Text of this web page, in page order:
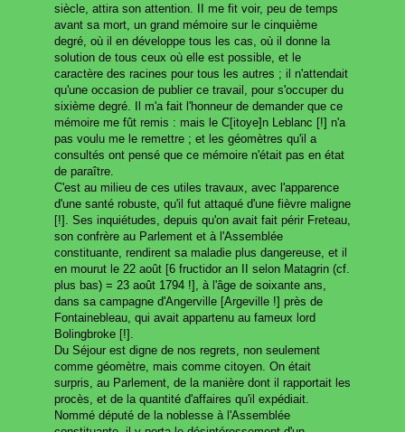
siècle, attira son attention. II me fit voir, peu de temps
avant sa mort, un grand mémoire sur le cinquième
degré, où il en développe tous les cas, où il donne la
solution de tous ceux où elle est possible, et le
caractère des racines pour tous les autres ; il n'attendait
qu'une occasion de publier ce travail, pour s'occuper du
sixième degré. Il m'a fait l'honneur de demander que ce
mémoire me fût remis : mais le C[itoye]n Leblanc [!] n'a
pas voulu me le remettre ; et les géomètres qu'il a
consultés ont pensé que ce mémoire n'était pas en état
de paraître.
C'est au milieu de ces utiles travaux, avec l'apparence
d'une santé robuste, qu'il fut attaqué d'une fièvre maligne
[!]. Ses inquiétudes, depuis qu'on avait fait périr Freteau,
son confrère au Parlement et à l'Assemblée
constituante, rendirent sa maladie plus dangereuse, et il
en mourut le 22 août [6 fructidor an II selon Matagrin (cf.
plus bas) = 23 août 1794 !], à l'âge de soixante ans,
dans sa campagne d'Angerville [Argeville !] près de
Fontainebleau, qui avait appartenu au fameux lord
Bolingbroke [!].
Du Séjour est digne de nos regrets, non seulement
comme géomètre, mais comme citoyen. On était
surpris, au Parlement, de la manière dont il rapportait les
procès, et de la quantité d'affaires qu'il expédiait.
Nommé député de la noblesse à l'Assemblée